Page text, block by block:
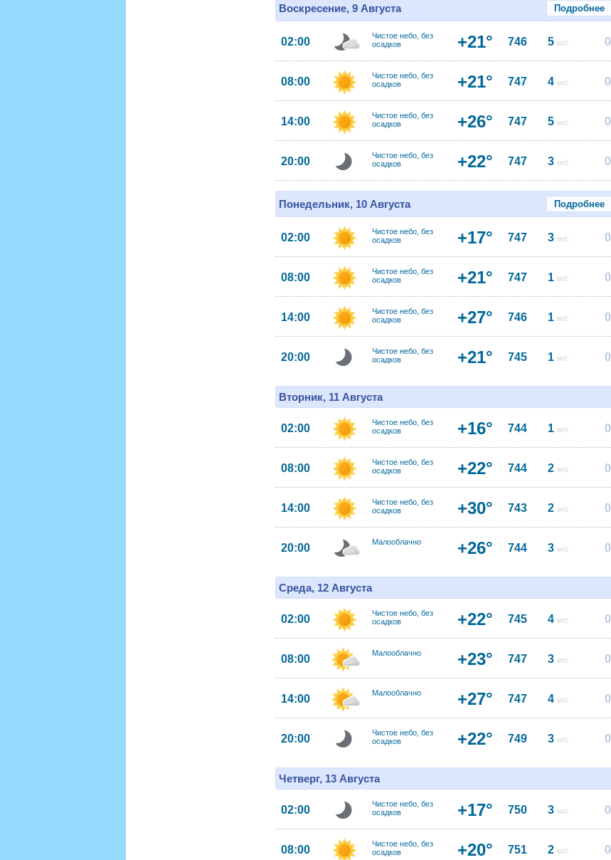
Воскресение, 9 Августа Подробнее
02:00
Чистое небо, без
осадков
+21° 746 5 м/с 0
08:00
Чистое небо, без
осадков
+21° 747 4 м/с 0
14:00
Чистое небо, без
осадков
+26° 747 5 м/с 0
20:00
Чистое небо, без
осадков
+22° 747 3 м/с 0
Понедельник, 10 Августа Подробнее
02:00
Чистое небо, без
осадков
+17° 747 3 м/с 0
08:00
Чистое небо, без
осадков
+21° 747 1 м/с 0
14:00
Чистое небо, без
осадков
+27° 746 1 м/с 0
20:00
Чистое небо, без
осадков
+21° 745 1 м/с 0
Вторник, 11 Августа
02:00
Чистое небо, без
осадков
+16° 744 1 м/с 0
08:00
Чистое небо, без
осадков
+22° 744 2 м/с 0
14:00
Чистое небо, без
осадков
+30° 743 2 м/с 0
20:00 Малооблачно +26° 744 3 м/с 0
Среда, 12 Августа
02:00
Чистое небо, без
осадков
+22° 745 4 м/с 0
08:00 Малооблачно +23° 747 3 м/с 0
14:00 Малооблачно +27° 747 4 м/с 0
20:00
Чистое небо, без
осадков
+22° 749 3 м/с 0
Четверг, 13 Августа
02:00
Чистое небо, без
осадков
+17° 750 3 м/с 0
08:00
Чистое небо, без
осадков
+20° 751 2 м/с 0